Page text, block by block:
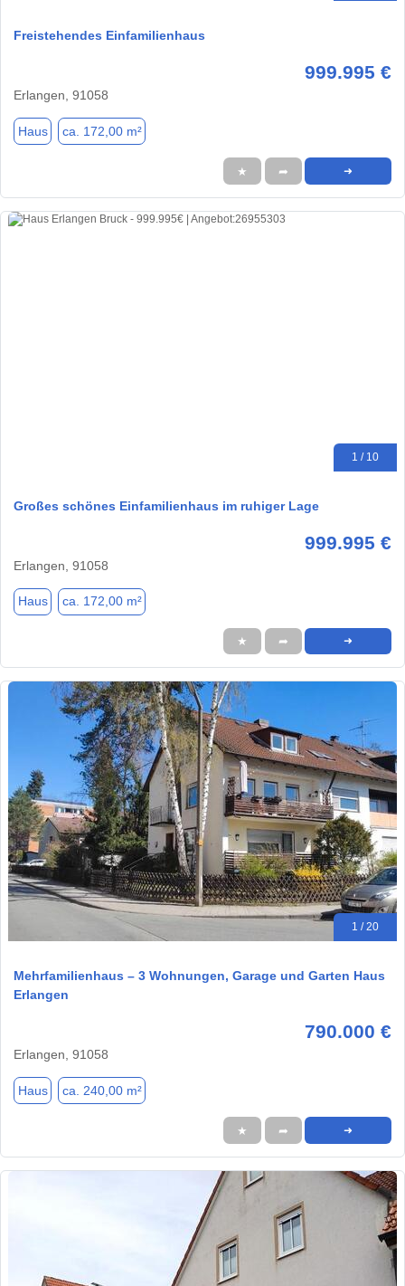
Freistehendes Einfamilienhaus
999.995 €
Erlangen, 91058
Haus ca. 172,00 m²
★ ➦ ➜
1 / 10
Großes schönes Einfamilienhaus im ruhiger Lage
999.995 €
Erlangen, 91058
Haus ca. 172,00 m²
★ ➦ ➜
1 / 20
Mehrfamilienhaus – 3 Wohnungen, Garage und Garten Haus
Erlangen
790.000 €
Erlangen, 91058
Haus ca. 240,00 m²
★ ➦ ➜